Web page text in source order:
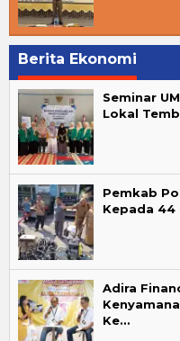
Berita Ekonomi
Seminar
Lokal
Pemkab
Kepada 44
Adira
Ke…